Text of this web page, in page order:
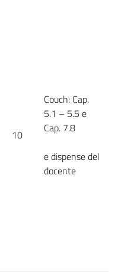
10
Couch: Cap.
5.1 – 5.5 e
Cap. 7.8
e dispense del
docente